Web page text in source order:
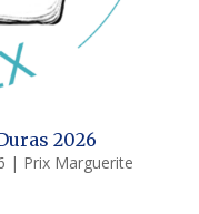
2026
| Prix Marguerite